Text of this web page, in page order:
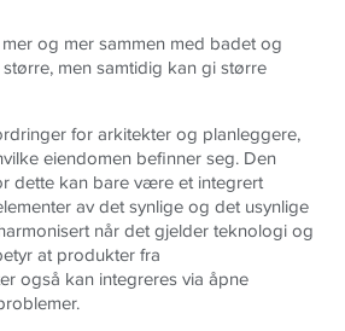
og mer sammen med badet og
men samtidig kan gi større
for arkitekter og planleggere,
eiendomen befinner seg. Den
dette kan bare være et integrert
av det synlige og det usynlige
når det gjelder teknologi og
at produkter fra
også kan integreres via åpne